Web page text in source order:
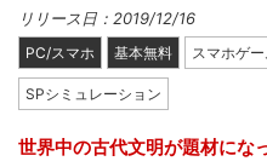
リリース日：2019/12/16
PC/スマホ 基本無料 スマホゲー
SPシミュレーション
世界中の古代文明が題材にな